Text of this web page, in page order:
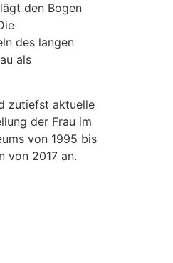
den Bogen
des langen
als
zutiefst aktuelle
der Frau im
von 1995 bis
von 2017 an.